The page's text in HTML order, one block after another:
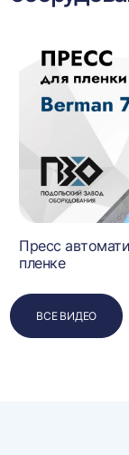
Пресс
пленке
ВСЕ ВИДЕО